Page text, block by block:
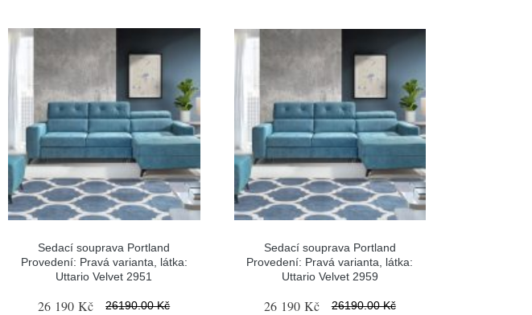
Sedací souprava Portland
Provedení: Pravá varianta, látka:
Uttario Velvet 2951
26 190 Kč 26190.00 Kč
Sedací souprava Portland
Provedení: Pravá varianta, látka:
Uttario Velvet 2959
26 190 Kč 26190.00 Kč